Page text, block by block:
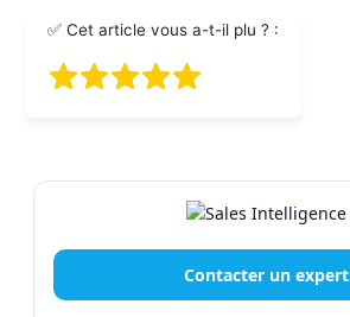
✅ Cet article vous a-t-il plu ? :
Contacter un expert